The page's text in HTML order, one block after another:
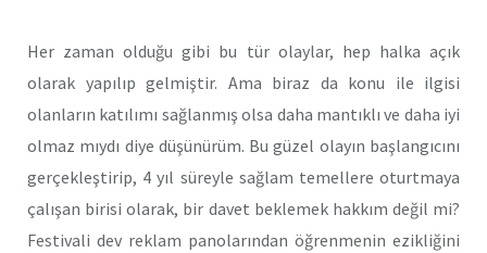
Her zaman olduğu gibi bu tür olaylar, hep halka açık
olarak yapılıp gelmiştir. Ama biraz da konu ile ilgisi
olanların katılımı sağlanmış olsa daha mantıklı ve daha iyi
olmaz mıydı diye düşünürüm. Bu güzel olayın başlangıcını
gerçekleştirip, 4 yıl süreyle sağlam temellere oturtmaya
çalışan birisi olarak, bir davet beklemek hakkım değil mi?
Festivali dev reklam panolarından öğrenmenin ezikliğini